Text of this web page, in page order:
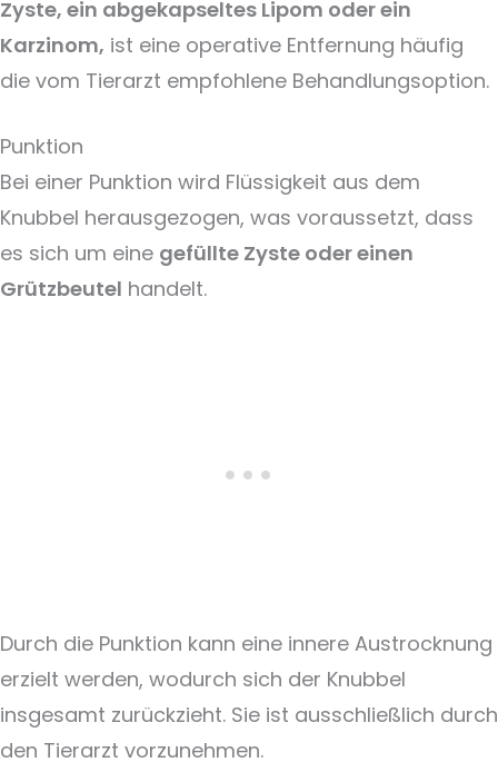
Zyste, ein abgekapseltes Lipom oder ein
Karzinom, ist eine operative Entfernung häufig
die vom Tierarzt empfohlene Behandlungsoption.
Punktion
Bei einer Punktion wird Flüssigkeit aus dem
Knubbel herausgezogen, was voraussetzt, dass
es sich um eine gefüllte Zyste oder einen
Grützbeutel handelt.
Durch die Punktion kann eine innere Austrocknung
erzielt werden, wodurch sich der Knubbel
insgesamt zurückzieht. Sie ist ausschließlich durch
den Tierarzt vorzunehmen.